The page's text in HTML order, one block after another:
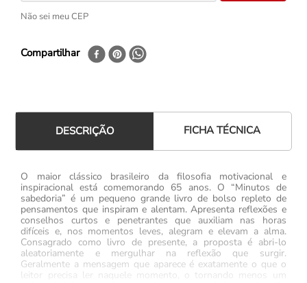
Não sei meu CEP
Compartilhar
DESCRIÇÃO FICHA TÉCNICA
O maior clássico brasileiro da filosofia motivacional e
inspiracional está comemorando 65 anos. O “Minutos de
sabedoria” é um pequeno grande livro de bolso repleto de
pensamentos que inspiram e alentam. Apresenta reflexões e
conselhos curtos e penetrantes que auxiliam nas horas
difíceis e, nos momentos leves, alegram e elevam a alma.
Consagrado como livro de presente, a proposta é abri-lo
aleatoriamente e mergulhar na reflexão que surgir.
Geralmente a mensagem que aparece é exatamente o que o
leitor precisa ler naquele momento, o tornando menos um